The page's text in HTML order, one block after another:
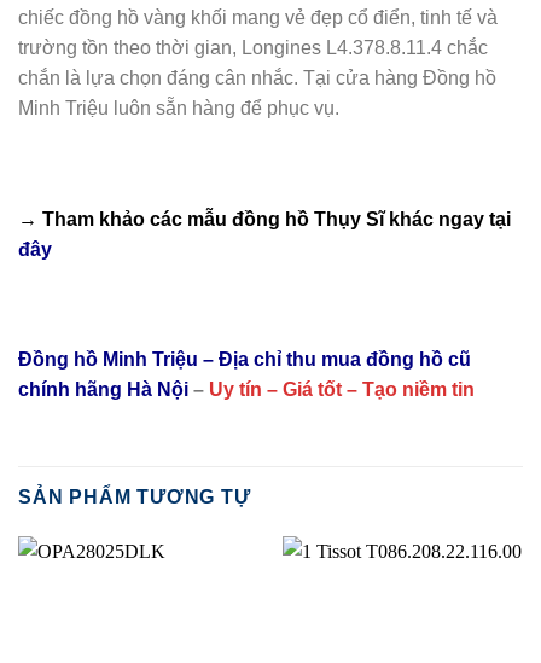
chiếc đồng hồ vàng khối mang vẻ đẹp cổ điển, tinh tế và
trường tồn theo thời gian, Longines L4.378.8.11.4 chắc
chắn là lựa chọn đáng cân nhắc. Tại cửa hàng Đồng hồ
Minh Triệu luôn sẵn hàng để phục vụ.
→ Tham khảo các mẫu đồng hồ Thụy Sĩkhác ngay tại
đây
Đồng hồ Minh Triệu – Địa chỉ thu mua đồng hồ cũ
chính hãng Hà Nội – Uy tín – Giá tốt – Tạo niềm tin
SẢN PHẨM TƯƠNG TỰ